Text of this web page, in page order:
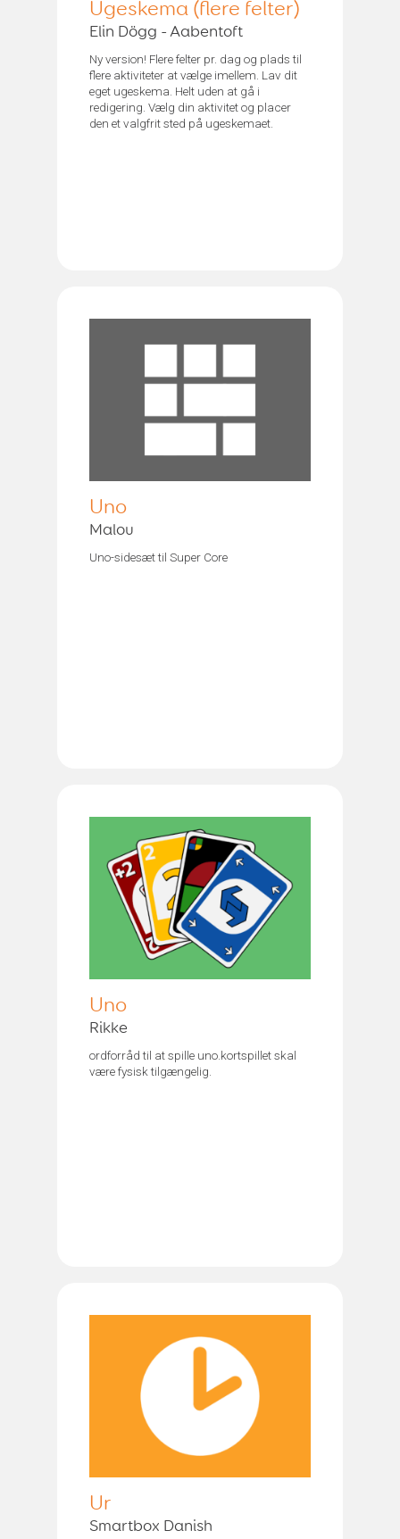
Ugeskema (flere felter)
Elin Dögg - Aabentoft
Ny version! Flere felter pr. dag og plads til
flere aktiviteter at vælge imellem. Lav dit
eget ugeskema. Helt uden at gå i
redigering. Vælg din aktivitet og placer
den et valgfrit sted på ugeskemaet.
Uno
Malou
Uno-sidesæt til Super Core
Uno
Rikke
ordforråd til at spille uno.kortspillet skal
være fysisk tilgængelig.
Ur
Smartbox Danish